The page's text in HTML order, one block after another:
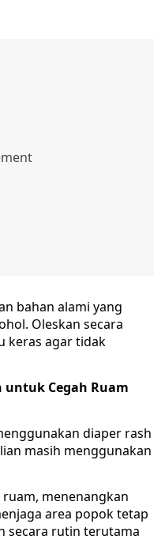
bahan alami yang
Oleskan secara
keras agar tidak
untuk Cegah Ruam
diaper rash
masih menggunakan
menenangkan
area popok tetap
secara rutin terutama